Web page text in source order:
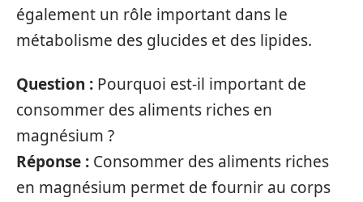
également un rôle important dans le
métabolisme des glucides et des lipides.
Question : Pourquoi est-il important de
consommer des aliments riches en
magnésium ?
Réponse : Consommer des aliments riches
en magnésium permet de fournir au corps